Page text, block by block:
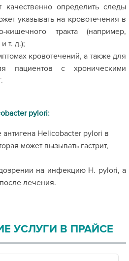
качественно определить следы
указывать на кровотечения в
кишечного тракта (например,
т. д.);
кровотечений, а также для
пациентов с хроническими
pylori:
Helicobacter pylori в
может вызывать гастрит,
на инфекцию H. pylori, а
лечения.
УСЛУГИ В ПРАЙСЕ